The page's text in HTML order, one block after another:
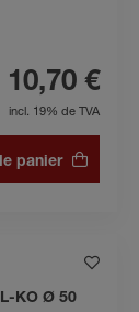
10,70 €
incl. 19% de TVA
panier
KO Ø 50